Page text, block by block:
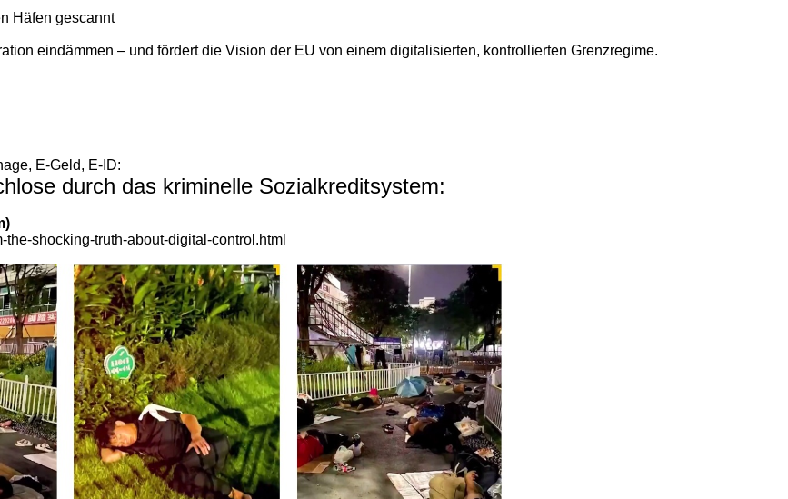
Häfen gescannt
eindämmen – und fördert die Vision der EU von einem digitalisierten, kontrollierten Grenzregime.
E-Geld, E-ID:
durch das kriminelle Sozialkreditsystem:
shocking-truth-about-digital-control.html